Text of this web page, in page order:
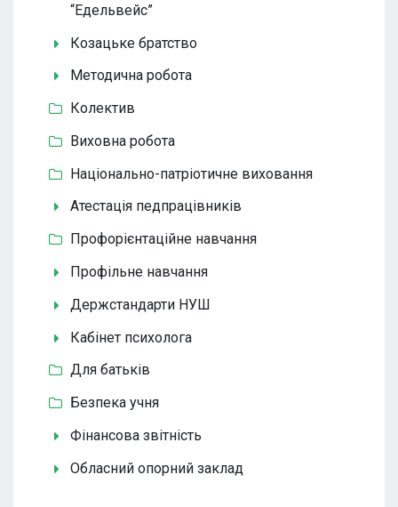
“Едельвейс”
Козацьке братство
Методична робота
Колектив
Виховна робота
Національно-патріотичне виховання
Атестація педпрацівників
Профорієнтаційне навчання
Профільне навчання
Держстандарти НУШ
Кабінет психолога
Для батьків
Безпека учня
Фінансова звітність
Обласний опорний заклад